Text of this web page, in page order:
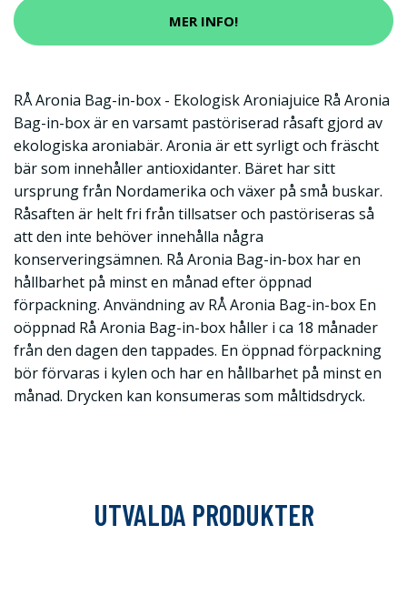
MER INFO!
RÅ Aronia Bag-in-box - Ekologisk Aroniajuice Rå Aronia
Bag-in-box är en varsamt pastöriserad råsaft gjord av
ekologiska aroniabär. Aronia är ett syrligt och fräscht
bär som innehåller antioxidanter. Bäret har sitt
ursprung från Nordamerika och växer på små buskar.
Råsaften är helt fri från tillsatser och pastöriseras så
att den inte behöver innehålla några
konserveringsämnen. Rå Aronia Bag-in-box har en
hållbarhet på minst en månad efter öppnad
förpackning. Användning av RÅ Aronia Bag-in-box En
oöppnad Rå Aronia Bag-in-box håller i ca 18 månader
från den dagen den tappades. En öppnad förpackning
bör förvaras i kylen och har en hållbarhet på minst en
månad. Drycken kan konsumeras som måltidsdryck.
UTVALDA PRODUKTER